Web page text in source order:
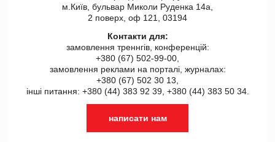
м.Київ, бульвар Миколи Руденка 14а,
2 поверх, оф 121, 03194
Контакти для:
замовлення треннгів, конференцій:
+380 (67) 502-99-00,
замовлення реклами на порталі, журналах:
+380 (67) 502 30 13,
інші питання: +380 (44) 383 92 39, +380 (44) 383 50 34.
написати нам